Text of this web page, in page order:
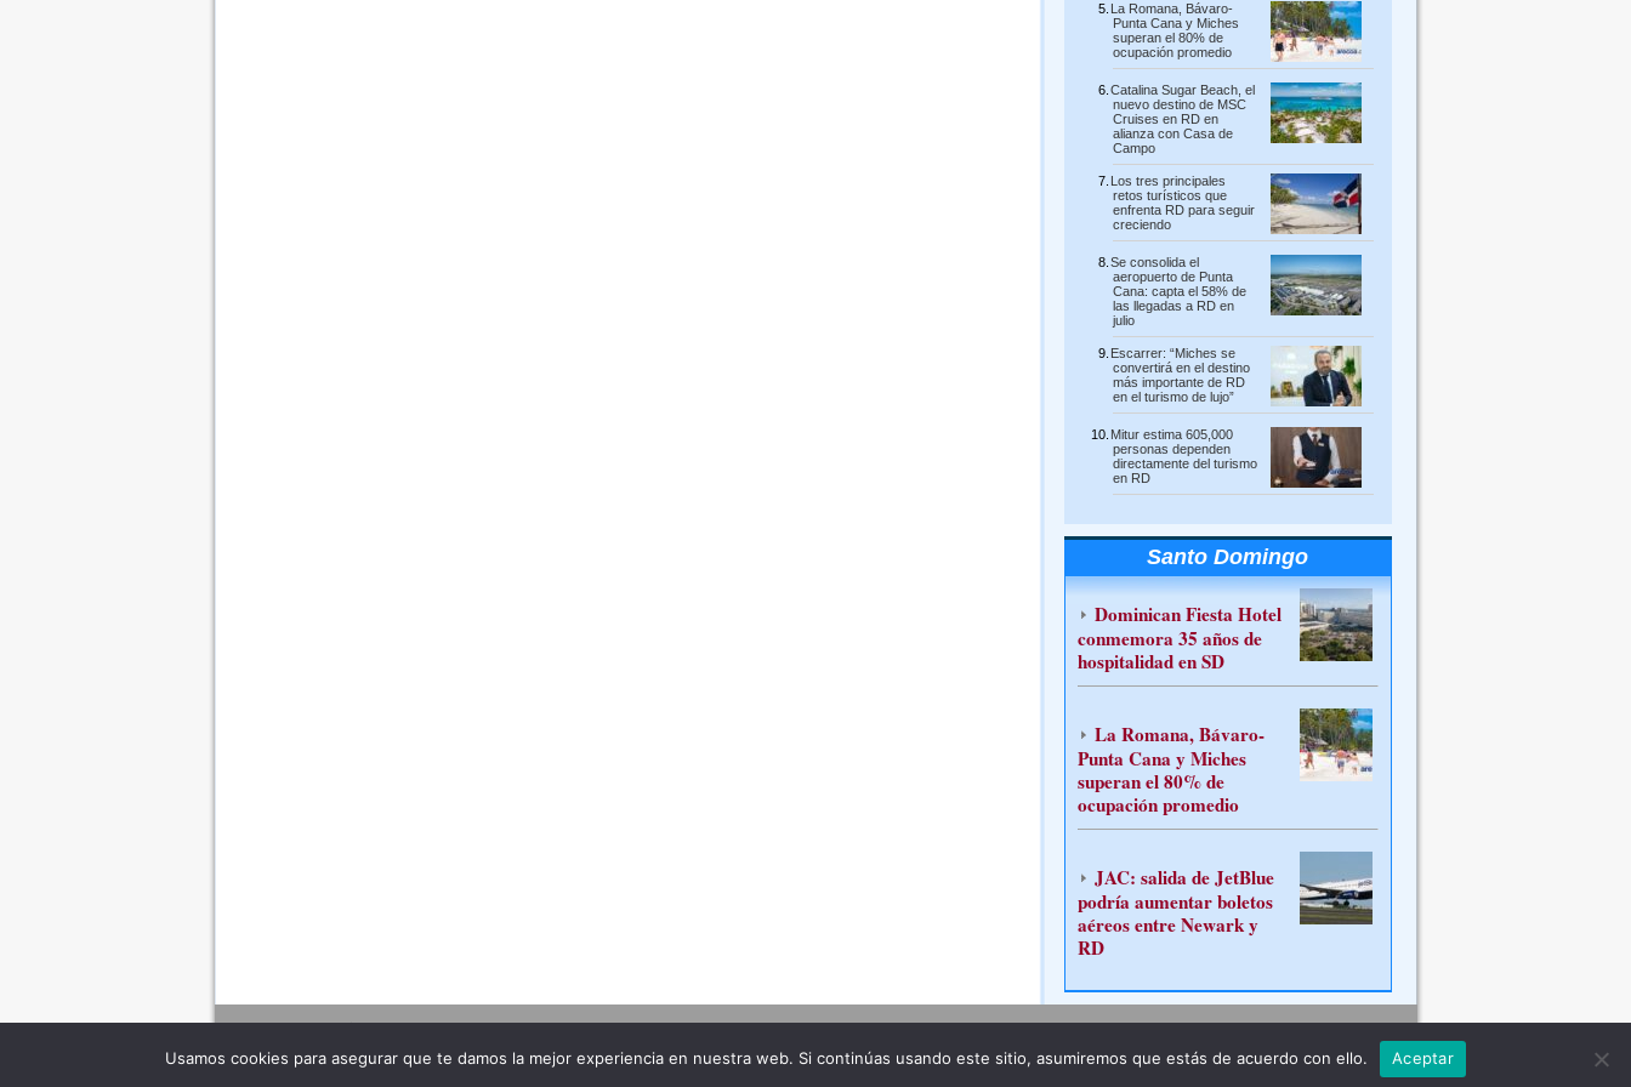
La Romana, Bávaro-
Punta Cana y Miches
superan el 80% de
ocupación promedio
Catalina Sugar Beach, el
nuevo destino de MSC
Cruises en RD en
alianza con Casa de
Campo
Los tres principales
retos turísticos que
enfrenta RD para seguir
creciendo
Se consolida el
aeropuerto de Punta
Cana: capta el 58% de
las llegadas a RD en
julio
Escarrer: “Miches se
convertirá en el destino
más importante de RD
en el turismo de lujo”
Mitur estima 605,000
personas dependen
directamente del turismo
en RD
Santo Domingo
Dominican Fiesta Hotel
conmemora 35 años de
hospitalidad en SD
La Romana, Bávaro-
Punta Cana y Miches
superan el 80% de
ocupación promedio
JAC: salida de JetBlue
podría aumentar boletos
aéreos entre Newark y
RD
Usamos cookies para asegurar que te damos la mejor experiencia en nuestra web. Si continúas usando este sitio, asumiremos que estás de acuerdo con ello. Aceptar